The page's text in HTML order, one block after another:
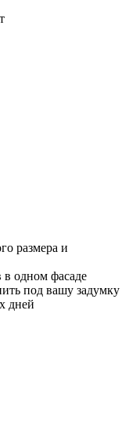
размера и
в одном фасаде
под вашу задумку
дней